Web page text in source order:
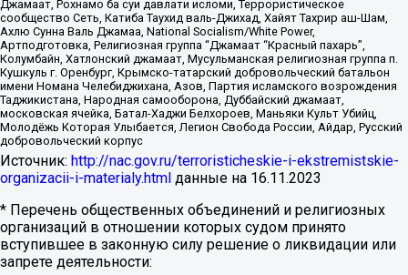
Джамаат, Рохнамо ба суи давлати исломи, Террористическое
сообщество Сеть, Катиба Таухид валь-Джихад, Хайят Тахрир аш-Шам,
Ахлю Сунна Валь Джамаа, National Socialism/White Power,
Артподготовка, Религиозная группа “Джамаат “Красный пахарь”,
Колумбайн, Хатлонский джамаат, Мусульманская религиозная группа п.
Кушкуль г. Оренбург, Крымско-татарский добровольческий батальон
имени Номана Челебиджихана, Азов, Партия исламского возрождения
Таджикистана, Народная самооборона, Дуббайский джамаат,
московская ячейка, Батал-Хаджи Белхороев, Маньяки Культ Убийц,
Молодёжь Которая Улыбается, Легион Свобода России, Айдар, Русский
добровольческий корпус
Источник: http://nac.gov.ru/terroristicheskie-i-ekstremistskie-
organizacii-i-materialy.html данные на 16.11.2023
* Перечень общественных объединений и религиозных
организаций в отношении которых судом принято
вступившее в законную силу решение о ликвидации или
запрете деятельности: